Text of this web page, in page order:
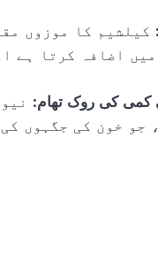
: کیلشیم کا موزوں
اضافہ کرتا ہے
کی روک تھام:
جو خون کی جگہوں